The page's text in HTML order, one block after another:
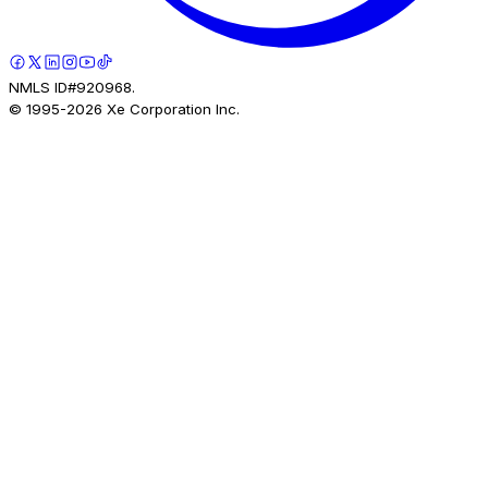
NMLS ID#920968.
© 1995-2026 Xe Corporation Inc.